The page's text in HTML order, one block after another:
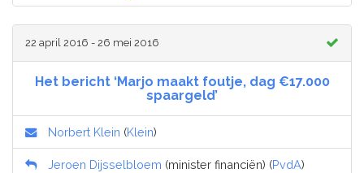
22 april 2016 - 26 mei 2016
Het bericht ‘Marjo maakt foutje, dag €17.000
spaargeld’
Norbert Klein (Klein)
Jeroen Dijsselbloem (minister financiën) (PvdA)